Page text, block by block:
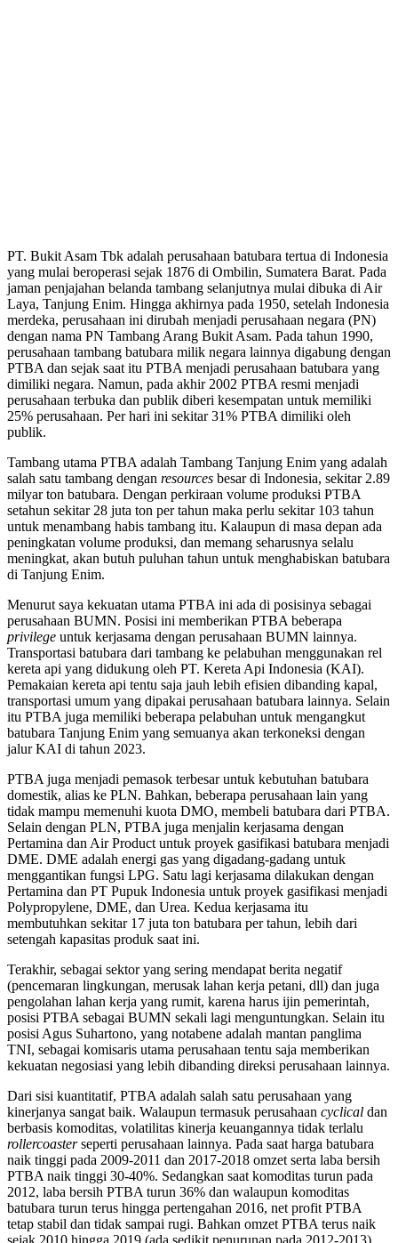
PT. Bukit Asam Tbk adalah perusahaan batubara tertua di Indonesia
yang mulai beroperasi sejak 1876 di Ombilin, Sumatera Barat. Pada
jaman penjajahan belanda tambang selanjutnya mulai dibuka di Air
Laya, Tanjung Enim. Hingga akhirnya pada 1950, setelah Indonesia
merdeka, perusahaan ini dirubah menjadi perusahaan negara (PN)
dengan nama PN Tambang Arang Bukit Asam. Pada tahun 1990,
perusahaan tambang batubara milik negara lainnya digabung dengan
PTBA dan sejak saat itu PTBA menjadi perusahaan batubara yang
dimiliki negara. Namun, pada akhir 2002 PTBA resmi menjadi
perusahaan terbuka dan publik diberi kesempatan untuk memiliki
25% perusahaan. Per hari ini sekitar 31% PTBA dimiliki oleh
publik.
Tambang utama PTBA adalah Tambang Tanjung Enim yang adalah
salah satu tambang dengan resources besar di Indonesia, sekitar 2.89
milyar ton batubara. Dengan perkiraan volume produksi PTBA
setahun sekitar 28 juta ton per tahun maka perlu sekitar 103 tahun
untuk menambang habis tambang itu. Kalaupun di masa depan ada
peningkatan volume produksi, dan memang seharusnya selalu
meningkat, akan butuh puluhan tahun untuk menghabiskan batubara
di Tanjung Enim.
Menurut saya kekuatan utama PTBA ini ada di posisinya sebagai
perusahaan BUMN. Posisi ini memberikan PTBA beberapa
privilege untuk kerjasama dengan perusahaan BUMN lainnya.
Transportasi batubara dari tambang ke pelabuhan menggunakan rel
kereta api yang didukung oleh PT. Kereta Api Indonesia (KAI).
Pemakaian kereta api tentu saja jauh lebih efisien dibanding kapal,
transportasi umum yang dipakai perusahaan batubara lainnya. Selain
itu PTBA juga memiliki beberapa pelabuhan untuk mengangkut
batubara Tanjung Enim yang semuanya akan terkoneksi dengan
jalur KAI di tahun 2023.
PTBA juga menjadi pemasok terbesar untuk kebutuhan batubara
domestik, alias ke PLN. Bahkan, beberapa perusahaan lain yang
tidak mampu memenuhi kuota DMO, membeli batubara dari PTBA.
Selain dengan PLN, PTBA juga menjalin kerjasama dengan
Pertamina dan Air Product untuk proyek gasifikasi batubara menjadi
DME. DME adalah energi gas yang digadang-gadang untuk
menggantikan fungsi LPG. Satu lagi kerjasama dilakukan dengan
Pertamina dan PT Pupuk Indonesia untuk proyek gasifikasi menjadi
Polypropylene, DME, dan Urea. Kedua kerjasama itu
membutuhkan sekitar 17 juta ton batubara per tahun, lebih dari
setengah kapasitas produk saat ini.
Terakhir, sebagai sektor yang sering mendapat berita negatif
(pencemaran lingkungan, merusak lahan kerja petani, dll) dan juga
pengolahan lahan kerja yang rumit, karena harus ijin pemerintah,
posisi PTBA sebagai BUMN sekali lagi menguntungkan. Selain itu
posisi Agus Suhartono, yang notabene adalah mantan panglima
TNI, sebagai komisaris utama perusahaan tentu saja memberikan
kekuatan negosiasi yang lebih dibanding direksi perusahaan lainnya.
Dari sisi kuantitatif, PTBA adalah salah satu perusahaan yang
kinerjanya sangat baik. Walaupun termasuk perusahaan cyclical dan
berbasis komoditas, volatilitas kinerja keuangannya tidak terlalu
rollercoasterseperti perusahaan lainnya. Pada saat harga batubara
naik tinggi pada 2009-2011 dan 2017-2018 omzet serta laba bersih
PTBA naik tinggi 30-40%. Sedangkan saat komoditas turun pada
2012, laba bersih PTBA turun 36% dan walaupun komoditas
batubara turun terus hingga pertengahan 2016, net profit PTBA
tetap stabil dan tidak sampai rugi. Bahkan omzet PTBA terus naik
sejak 2010 hingga 2019 (ada sedikit penurunan pada 2012-2013).